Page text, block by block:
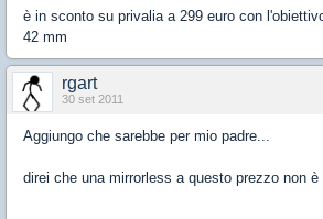
è in sconto su privalia a 299 euro con
42 mm
rgart
30 set 2011
Aggiungo che sarebbe per mio padre...
direi che una mirrorless a questo prezzo non